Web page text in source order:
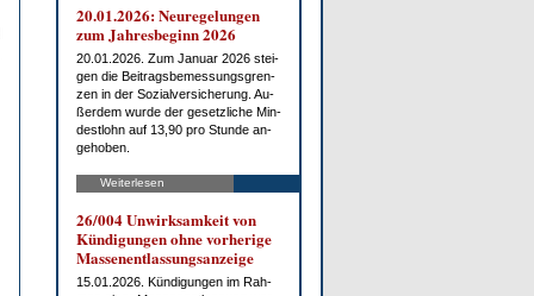
20.01.2026: Neu­re­ge­lun­gen
zum Jah­res­be­ginn 2026
20.01.2026. Zum Ja­nu­ar 2026 stei­
gen die Bei­trags­be­mes­sungs­gren­
zen in der So­zi­al­ver­si­che­rung. Au­
ßer­dem wur­de der ge­setz­li­che Min­
dest­lohn auf 13,90 pro St­un­de an­
ge­ho­ben.
Weiterlesen
26/004 Un­wirk­sam­keit von
Kün­di­gun­gen oh­ne vor­he­ri­ge
Mas­sen­ent­las­sungs­an­zei­ge
15.01.2026. Kün­di­gun­gen im Rah­